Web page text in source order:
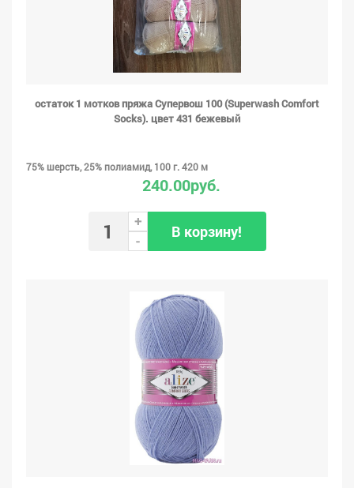
остаток 1 мотков пряжа Супервош 100 (Superwash Comfort
Socks). цвет 431 бежевый
75% шерсть, 25% полиамид, 100 г. 420 м
240.00руб.
+
-
В корзину!